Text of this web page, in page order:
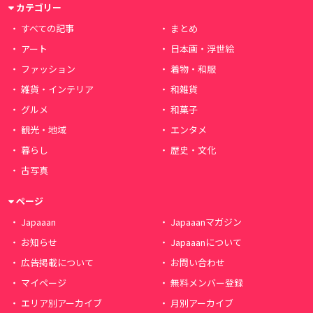
カテゴリー
すべての記事
まとめ
アート
日本画・浮世絵
ファッション
着物・和服
雑貨・インテリア
和雑貨
グルメ
和菓子
観光・地域
エンタメ
暮らし
歴史・文化
古写真
ページ
Japaaan
Japaaanマガジン
お知らせ
Japaaanについて
広告掲載について
お問い合わせ
マイページ
無料メンバー登録
エリア別アーカイブ
月別アーカイブ